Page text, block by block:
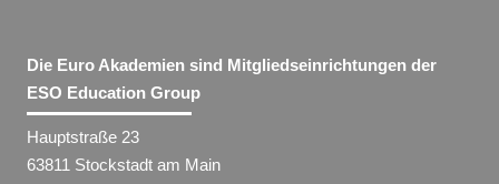
Die Euro Akademien sind Mitgliedseinrichtungen der
ESO Education Group
Hauptstraße 23
63811 Stockstadt am Main